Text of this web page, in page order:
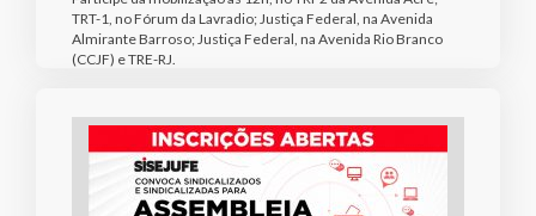
TRT-1, no Fórum da Lavradio; Justiça Federal, na Avenida
Almirante Barroso; Justiça Federal, na Avenida Rio Branco
(CCJF) e TRE-RJ.